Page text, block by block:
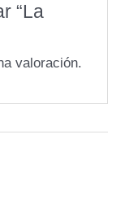
“La
valoración.